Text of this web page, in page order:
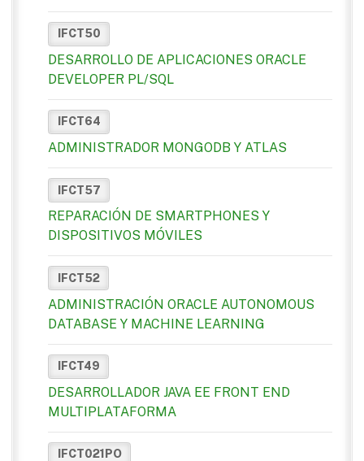
IFCT50
DESARROLLO DE APLICACIONES ORACLE
DEVELOPER PL/SQL
IFCT64
ADMINISTRADOR MONGODB Y ATLAS
IFCT57
REPARACIÓN DE SMARTPHONES Y
DISPOSITIVOS MÓVILES
IFCT52
ADMINISTRACIÓN ORACLE AUTONOMOUS
DATABASE Y MACHINE LEARNING
IFCT49
DESARROLLADOR JAVA EE FRONT END
MULTIPLATAFORMA
IFCT021PO